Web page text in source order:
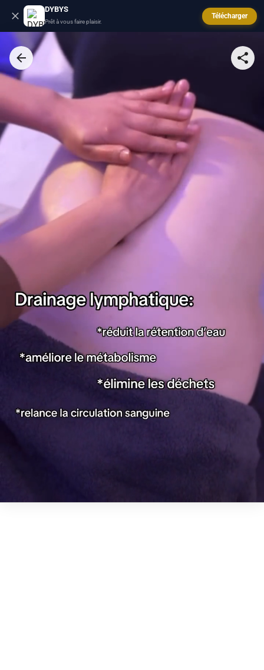
DYBYS
Prêt à vous faire plaisir.
Télécharger